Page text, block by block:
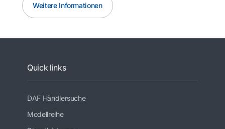
Weitere Informationen
Quick links
DAF Händlersuche
Modellreihe